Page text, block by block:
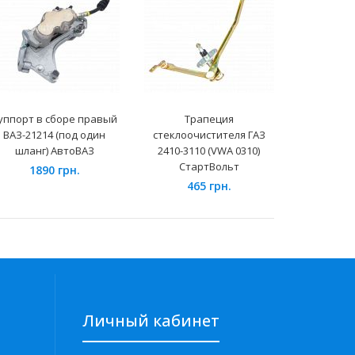
в сборе правый
ВАЗ-21214 (под один
шланг) АвтоВАЗ
1890 грн.
Трапеция
стеклоочистителя ГАЗ
2410-3110 (VWA 0310)
СтартВольт
465 грн.
Личный кабинет